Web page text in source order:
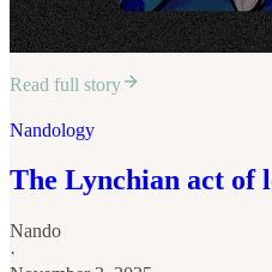
Read full story
Nandology
The Lynchian act of
Nando
·